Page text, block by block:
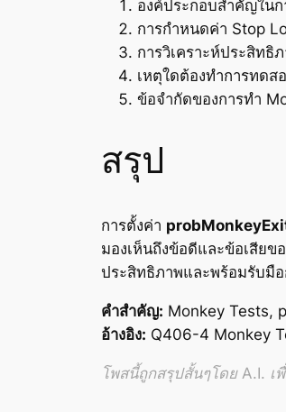
องค์ประกอบสำคัญในก
การกำหนดค่า Stop
การวิเคราะห์ประสิทธิ
เหตุใดต้องทำการทด
ข้อจำกัดของการทำ
สรุป
การตั้งค่า
มองเห็นถึงข้อดีและข้อเสียข
ประสิทธิภาพและพร้อมรับมื
คำสำคัญ: Monkey Tests,
อ้างอิง: Q406-4 Monkey
โพสนี้ถูกสรุปสั้นๆโดย A.I. เ